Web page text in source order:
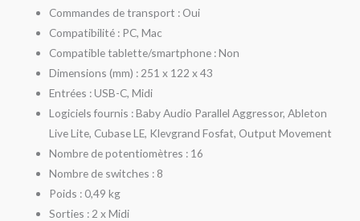
Commandes de transport : Oui
Compatibilité : PC, Mac
Compatible tablette/smartphone : Non
Dimensions (mm) : 251 x 122 x 43
Entrées : USB-C, Midi
Logiciels fournis : Baby Audio Parallel Aggressor, Ableton
Live Lite, Cubase LE, Klevgrand Fosfat, Output Movement
Nombre de potentiomètres : 16
Nombre de switches : 8
Poids : 0,49 kg
Sorties : 2 x Midi